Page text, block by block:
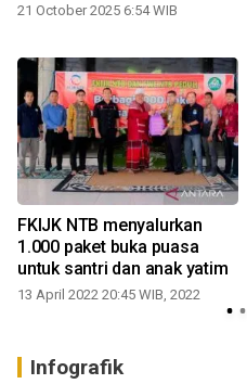
21 October 2025 6:54 WIB
FKIJK NTB menyalurkan
1.000 paket buka puasa
untuk santri dan anak yatim
13 April 2022 20:45 WIB, 2022
Infografik